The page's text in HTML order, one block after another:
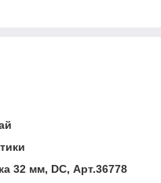
32 мм, DC, Арт.36778